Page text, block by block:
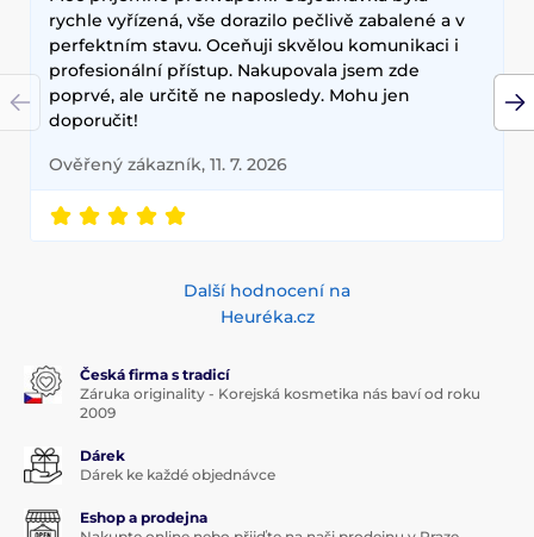
dlouhodobé výsledky, přírodní složení a inovativní
technologie, které zajišťují zdravou a zářivou pleť.
rychle vyřízená, vše dorazilo pečlivě zabalené a v
perfektním stavu. Oceňuji skvělou komunikaci i
profesionální přístup. Nakupovala jsem zde
poprvé, ale určitě ne naposledy. Mohu jen
doporučit!
Ověřený zákazník, 11. 7. 2026
Další hodnocení na
Heuréka.cz
Česká firma s tradicí
Záruka originality - Korejská kosmetika nás baví od roku
2009
Dárek
Dárek ke každé objednávce
Eshop a prodejna